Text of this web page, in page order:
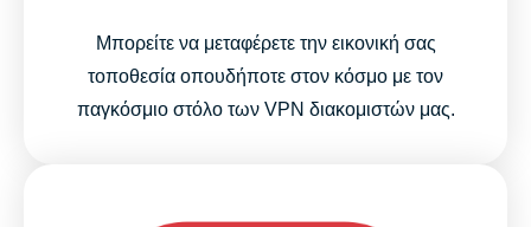
Μπορείτε να μεταφέρετε την εικονική σας
τοποθεσία οπουδήποτε στον κόσμο με τον
παγκόσμιο στόλο των VPN διακομιστών μας.